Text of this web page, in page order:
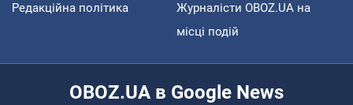
Редакційна політика
Журналісти OBOZ.UA на
місці подій
OBOZ.UA в Google News